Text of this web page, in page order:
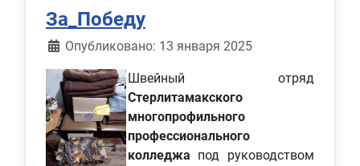
За_Победу
Информация о материале
Опубликовано: 13 января 2025
Швейный отряд
Стерлитамакского
многопрофильного
профессионального
колледжа под руководством